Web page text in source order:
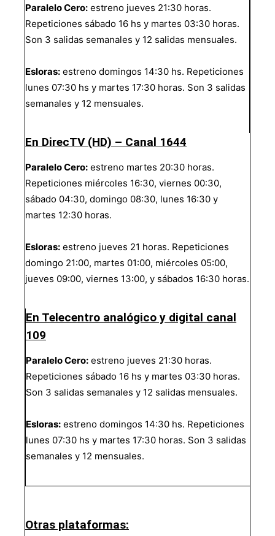
Paralelo Cero: estreno jueves 21:30 horas.
Repeticiones sábado 16 hs y martes 03:30 horas.
Son 3 salidas semanales y 12 salidas mensuales.
Esloras: estreno domingos 14:30 hs. Repeticiones
lunes 07:30 hs y martes 17:30 horas. Son 3 salidas
semanales y 12 mensuales.
En DirecTV (HD) – Canal 1644
Paralelo Cero: estreno martes 20:30 horas.
Repeticiones miércoles 16:30, viernes 00:30,
sábado 04:30, domingo 08:30, lunes 16:30 y
martes 12:30 horas.
Esloras: estreno jueves 21 horas. Repeticiones
domingo 21:00, martes 01:00, miércoles 05:00,
jueves 09:00, viernes 13:00, y sábados 16:30 horas.
En Telecentro analógico y digital canal
109
Paralelo Cero: estreno jueves 21:30 horas.
Repeticiones sábado 16 hs y martes 03:30 horas.
Son 3 salidas semanales y 12 salidas mensuales.
Esloras: estreno domingos 14:30 hs. Repeticiones
lunes 07:30 hs y martes 17:30 horas. Son 3 salidas
semanales y 12 mensuales.
Otras plataformas: